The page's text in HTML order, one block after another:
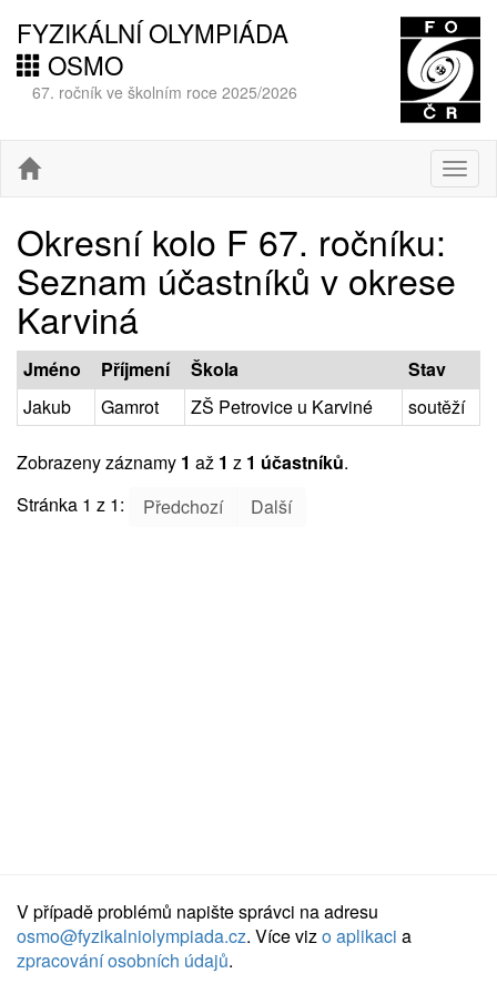
FYZIKÁLNÍ OLYMPIÁDA
OSMO
67. ročník ve školním roce 2025/2026
Okresní kolo F 67. ročníku:
Seznam účastníků v okrese
Karviná
Jméno Příjmení Škola
Stav
Jakub
Gamrot ZŠ Petrovice u Karviné soutěží
Zobrazeny záznamy 1 až 1 z 1 účastníků.
Stránka 1 z 1:
Předchozí Další
V případě problémů napište správci na adresu
osmo@fyzikalniolympiada.cz. Více vizo aplikaci a
zpracování osobních údajů.